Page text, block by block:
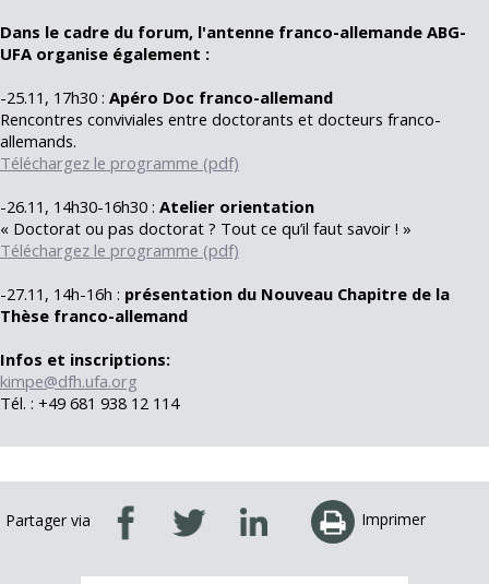
Dans le cadre du forum, l'antenne franco-allemande ABG-
UFA organise également :
-25.11, 17h30 : Apéro Doc franco-allemand
Rencontres conviviales entre doctorants et docteurs franco-
allemands.
Téléchargez le programme (pdf)
-26.11, 14h30-16h30 : Atelier orientation
« Doctorat ou pas doctorat ? Tout ce qu’il faut savoir ! »
Téléchargez le programme (pdf)
-27.11, 14h-16h : présentation du Nouveau Chapitre de la
Thèse franco-allemand
Infos et inscriptions:
kimpe@dfh.ufa.org
Tél. : +49 681 938 12 114
Partager via Imprimer